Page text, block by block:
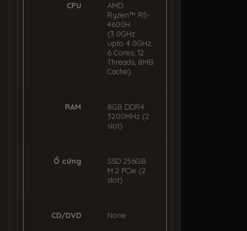
CPU
AMD
Ryzen™ R5-
4600H
(3.0GHz
upto 4.0GHz,
6 Cores, 12
Threads, 8MB
Cache)
RAM
8GB DDR4
3200MHz (2
slot)
Ổ cứng
SSD 256GB
M.2 PCIe (2
slot)
CD/DVD None